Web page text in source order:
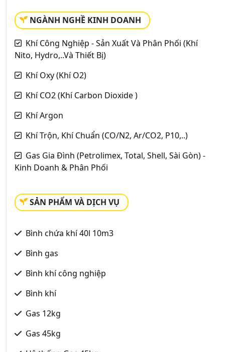
NGÀNH NGHỀ KINH DOANH
Khí Công Nghiệp - Sản Xuất Và Phân Phối (Khí
Nito, Hydro,..Và Thiết Bị)
Khí Oxy (Khí O2)
Khí CO2 (Khí Carbon Dioxide )
Khí Argon
Khí Trộn, Khí Chuẩn (CO/N2, Ar/CO2, P10,..)
Gas Gia Đình (Petrolimex, Total, Shell, Sài Gòn) -
Kinh Doanh & Phân Phối
SẢN PHẨM VÀ DỊCH VỤ
Bình chứa khí 40l 10m3
Bình gas
Bình khí công nghiệp
Bình khí
Gas 12kg
Gas 45kg